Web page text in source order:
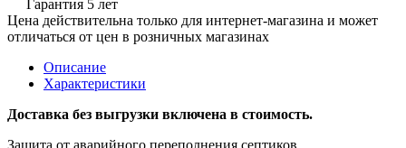
Гарантия 5 лет
Цена действительна только для интернет-магазина и может
отличаться от цен в розничных магазинах
Описание
Характеристики
Доставка без выгрузки включена в стоимость.
Защита от аварийного переполнения септиков